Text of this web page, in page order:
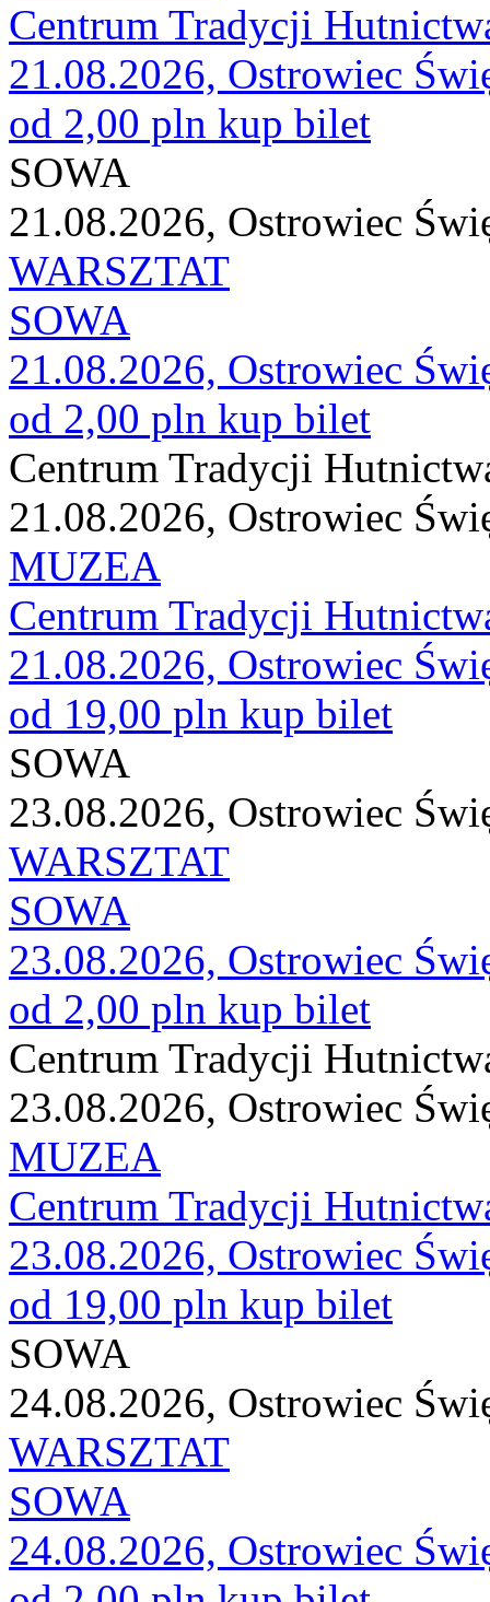
Centrum Tradycji
21.08.2026, Ostrowiec
od 2,00 pln kup bilet
SOWA
21.08.2026, Ostrowiec
WARSZTAT
SOWA
21.08.2026, Ostrowiec
od 2,00 pln kup bilet
Centrum Tradycji
21.08.2026, Ostrowiec
MUZEA
Centrum Tradycji
21.08.2026, Ostrowiec
od 19,00 pln kup bilet
SOWA
23.08.2026, Ostrowiec
WARSZTAT
SOWA
23.08.2026, Ostrowiec
od 2,00 pln kup bilet
Centrum Tradycji
23.08.2026, Ostrowiec
MUZEA
Centrum Tradycji
23.08.2026, Ostrowiec
od 19,00 pln kup bilet
SOWA
24.08.2026, Ostrowiec
WARSZTAT
SOWA
24.08.2026, Ostrowiec